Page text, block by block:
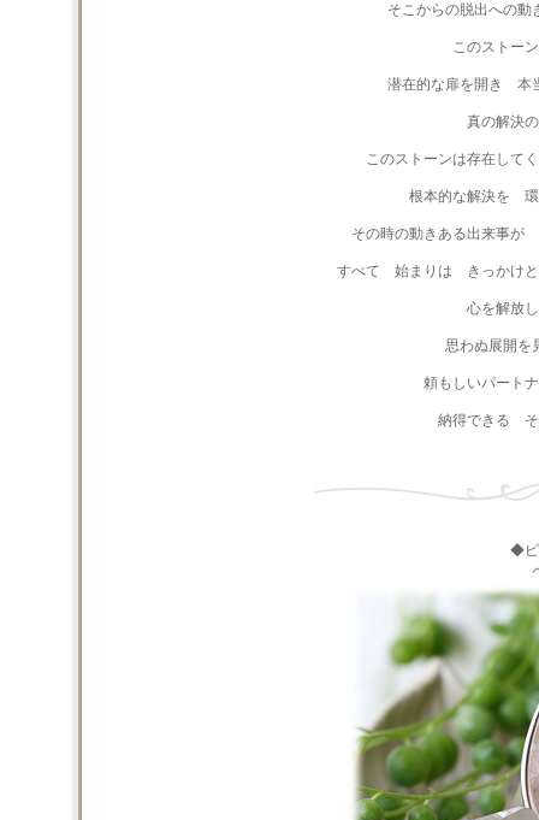
そこからの脱出への
このストー
潜在的な扉を開き 本
真の解決
このストーンは存在して
根本的な解決を
その時の動きある出来事が
すべて 始まりは きっかけと
心を解放
思わぬ展開
頼もしいパート
納得できる そ
◆ピ